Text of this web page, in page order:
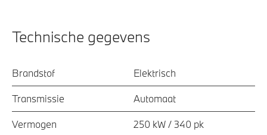
Technische gegevens
Brandstof Elektrisch
Transmissie Automaat
Vermogen 250 kW / 340 pk